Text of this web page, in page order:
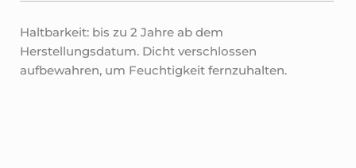
Haltbarkeit: bis zu 2 Jahre ab dem
Herstellungsdatum. Dicht verschlossen
aufbewahren, um Feuchtigkeit fernzuhalten.